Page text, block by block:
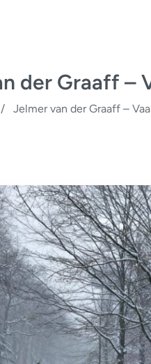
der Graaff –
/ Jelmer van der Graaff –